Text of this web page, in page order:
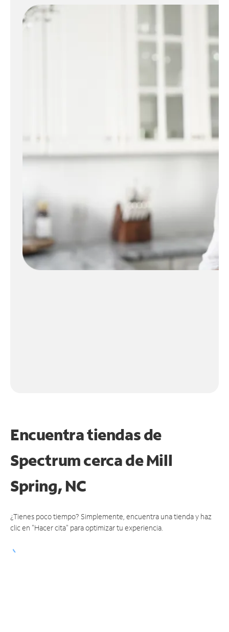
Encuentra tiendas de
Spectrum cerca deMill
Spring, NC
¿Tienes poco tiempo? Simplemente, encuentra una tienda y haz
clic en "Hacer cita" para optimizar tu experiencia.